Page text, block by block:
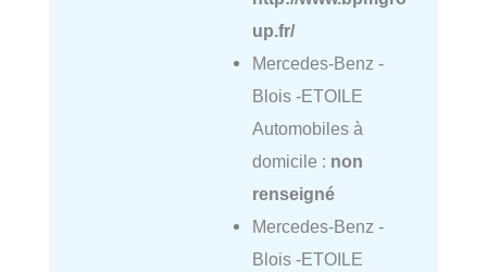
up.fr/
Mercedes-Benz -
Blois -ETOILE
Automobiles à
domicile : non
renseigné
Mercedes-Benz -
Blois -ETOILE